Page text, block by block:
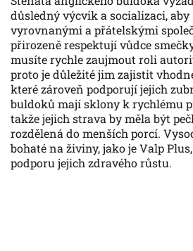
důsledný výcvik a socializaci, aby
vyrovnanými a přátelskými
přirozeně respektují vůdce
musíte rychle zaujmout roli
proto je důležité jim zajistit
které zároveň podporují jejich
buldoků mají sklony k rychlému
takže jejich strava by měla být
rozdělená do menších porcí.
bohaté na živiny, jako je Valp
podporu jejich zdravého růstu.